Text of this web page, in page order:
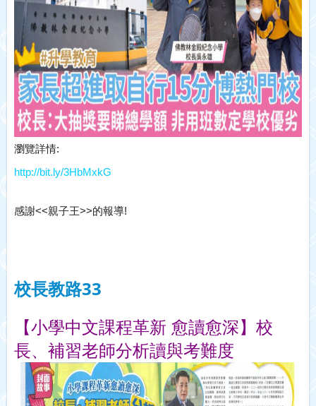
瀏覽詳情:
http://bit.ly/3HbMxkG
感謝<<親子王>>的報導!
校長教路33
【小學中文課程革新 愈讀愈深】校
長、補習老師分析讀與考難度